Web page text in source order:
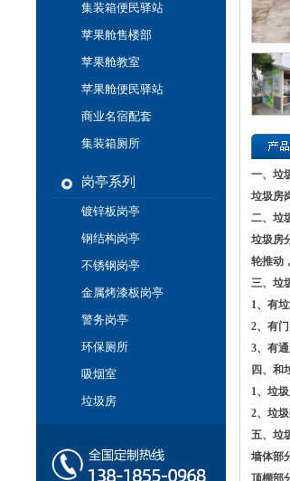
集装箱便民驿站
苹果舱售楼部
苹果舱教室
苹果舱便民驿站
商业名宿配套
集装箱厕所
岗亭系列
镀锌板岗亭
钢结构岗亭
不锈钢岗亭
金属烤漆板岗亭
警务岗亭
环保厕所
吸烟室
垃圾房
一、垃
垃圾房
二、垃
垃圾房
轮推动
三、垃
1、有
2、有
3、有
四、和
1、垃
2、垃
五、垃
墙体部
顶棚部